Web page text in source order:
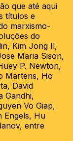
que até aqui
títulos e
marxismo-
do
Kim Jong Il,
Maria Sison,
P. Newton,
Martens, Ho
David
Gandhi,
Vo Giap,
Engels, Hu
entre